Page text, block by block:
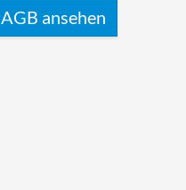
AGB ansehen